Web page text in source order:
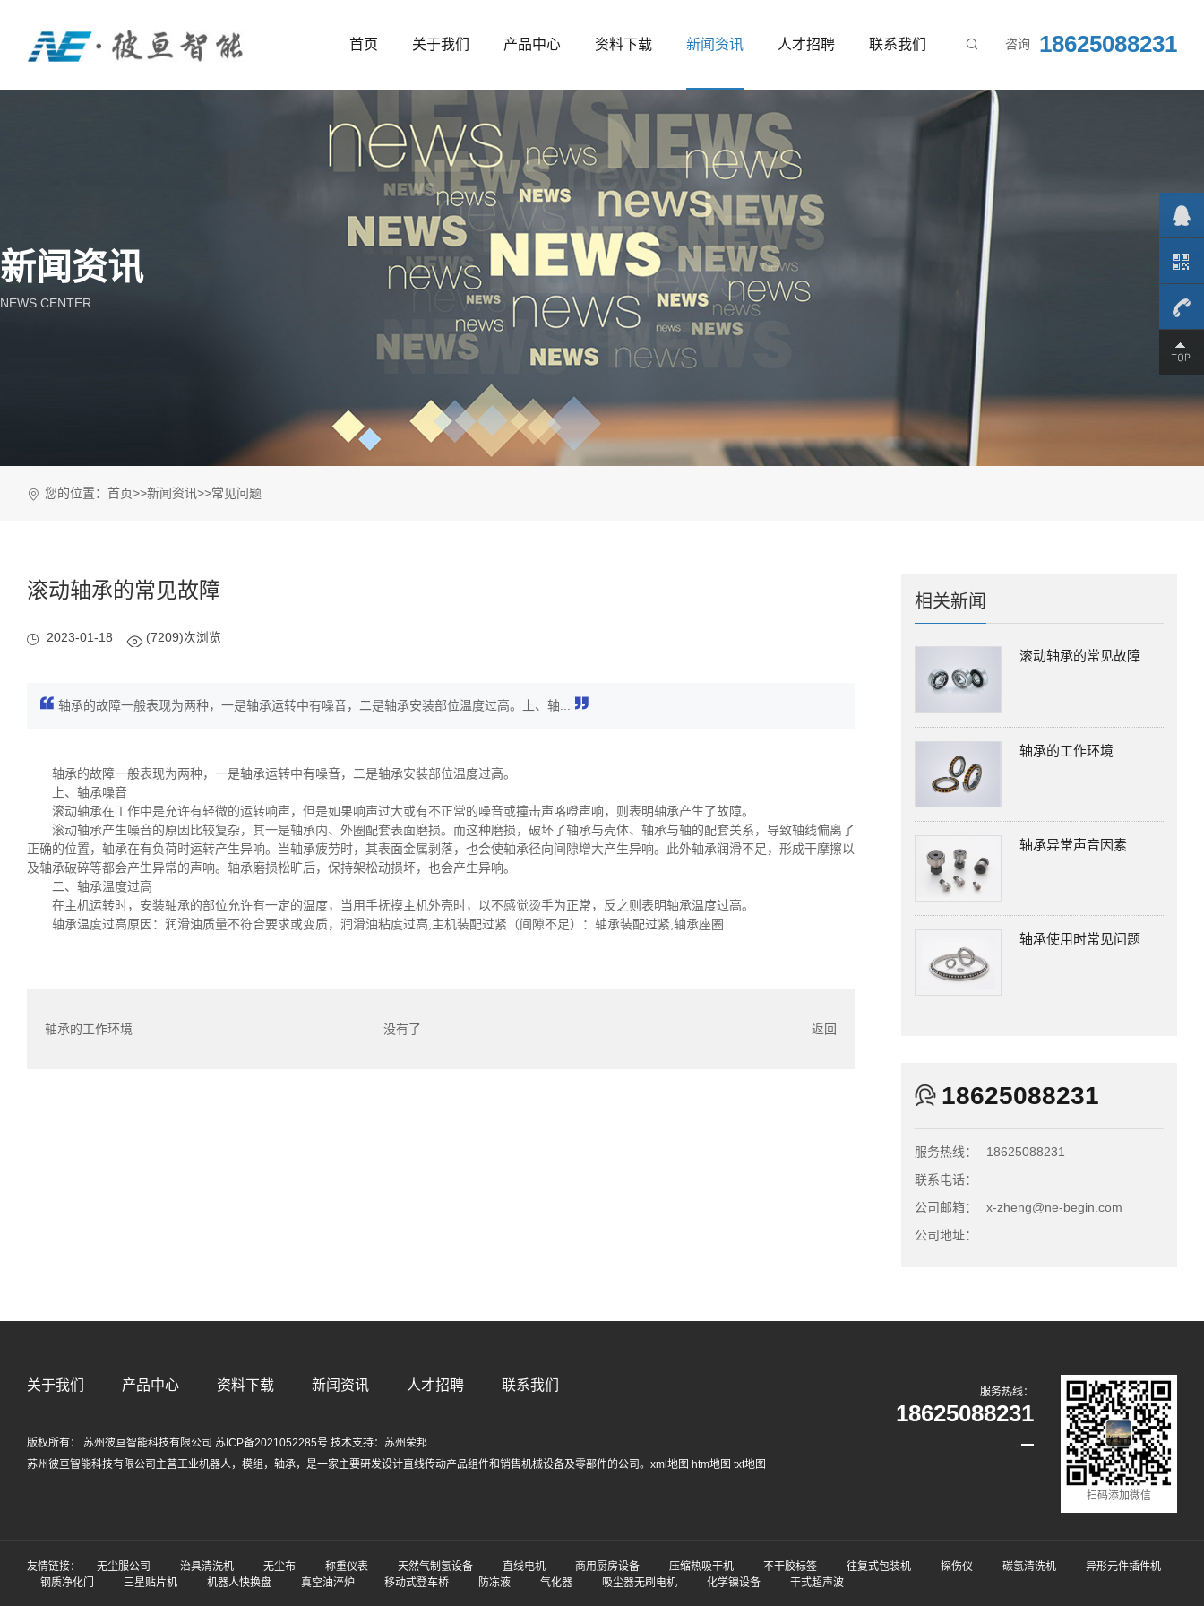
首页 关于我们 产品中心 资料下载 新闻资讯 人才招聘 联系我们  咨询 18625088231
新闻资讯
NEWS CENTER
您的位置： 首页>>新闻资讯>>常见问题
滚动轴承的常见故障
2023-01-18 (7209)次浏览
轴承的故障一般表现为两种，一是轴承运转中有噪音，二是轴承安装部位温度过高。上、轴...
轴承的故障一般表现为两种，一是轴承运转中有噪音，二是轴承安装部位温度过高。
上、轴承噪音
滚动轴承在工作中是允许有轻微的运转响声，但是如果响声过大或有不正常的噪音或撞击声咯噔声响，则表明轴承产生了故障。
滚动轴承产生噪音的原因比较复杂，其一是轴承内、外圈配套表面磨损。而这种磨损，破坏了轴承与壳体、轴承与轴的配套关系，导致轴线偏离了
正确的位置，轴承在有负荷时运转产生异响。当轴承疲劳时，其表面金属剥落，也会使轴承径向间隙增大产生异响。此外轴承润滑不足，形成干摩擦以
及轴承破碎等都会产生异常的声响。轴承磨损松旷后，保持架松动损坏，也会产生异响。
二、轴承温度过高
在主机运转时，安装轴承的部位允许有一定的温度，当用手抚摸主机外壳时，以不感觉烫手为正常，反之则表明轴承温度过高。
轴承温度过高原因：润滑油质量不符合要求或变质，润滑油粘度过高,主机装配过紧（间隙不足）：轴承装配过紧,轴承座圈.
没有了
轴承的工作环境 返回
相关新闻
滚动轴承的常见故障
轴承的工作环境
轴承异常声音因素
轴承使用时常见问题
18625088231
服务热线：
18625088231
联系电话：
公司邮箱：
x-zheng@ne-begin.com
公司地址：
关于我们 产品中心 资料下载 新闻资讯 人才招聘 联系我们
版权所有： 苏州彼亘智能科技有限公司 苏ICP备2021052285号 技术支持： 苏州荣邦
苏州彼亘智能科技有限公司主营工业机器人， 模组 ， 轴承，是一家主要研发设计直线传动产品组件和销售机械设备及零部件的公司。 xml地图 htm地图 txt地图
服务热线：
18625088231
扫码添加微信
友情链接： 无尘服公司 治具清洗机 无尘布 称重仪表 天然气制氢设备 直线电机 商用厨房设备 压缩热吸干机 不干胶标签 往复式包装机 探伤仪 碳氢清洗机
异形元件插件机
钢质净化门
三星贴片机 机器人快换盘 真空油淬炉 移动式登车桥 防冻液 气化器 吸尘器无刷电机 化学镍设备 干式超声波